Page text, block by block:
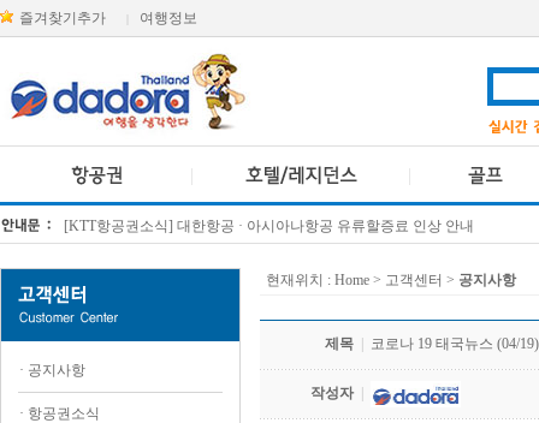
즐겨찾기추가 여행정보
[KTT항공권소식] 대한항공 · 아시아나항공 유류할증료 인상 안내
· 공지사항
· 항공권소식
현재위치 : Home > 고객센터 > 공지사항
제목 코로나 19 태국뉴스 (04/19)
작성자